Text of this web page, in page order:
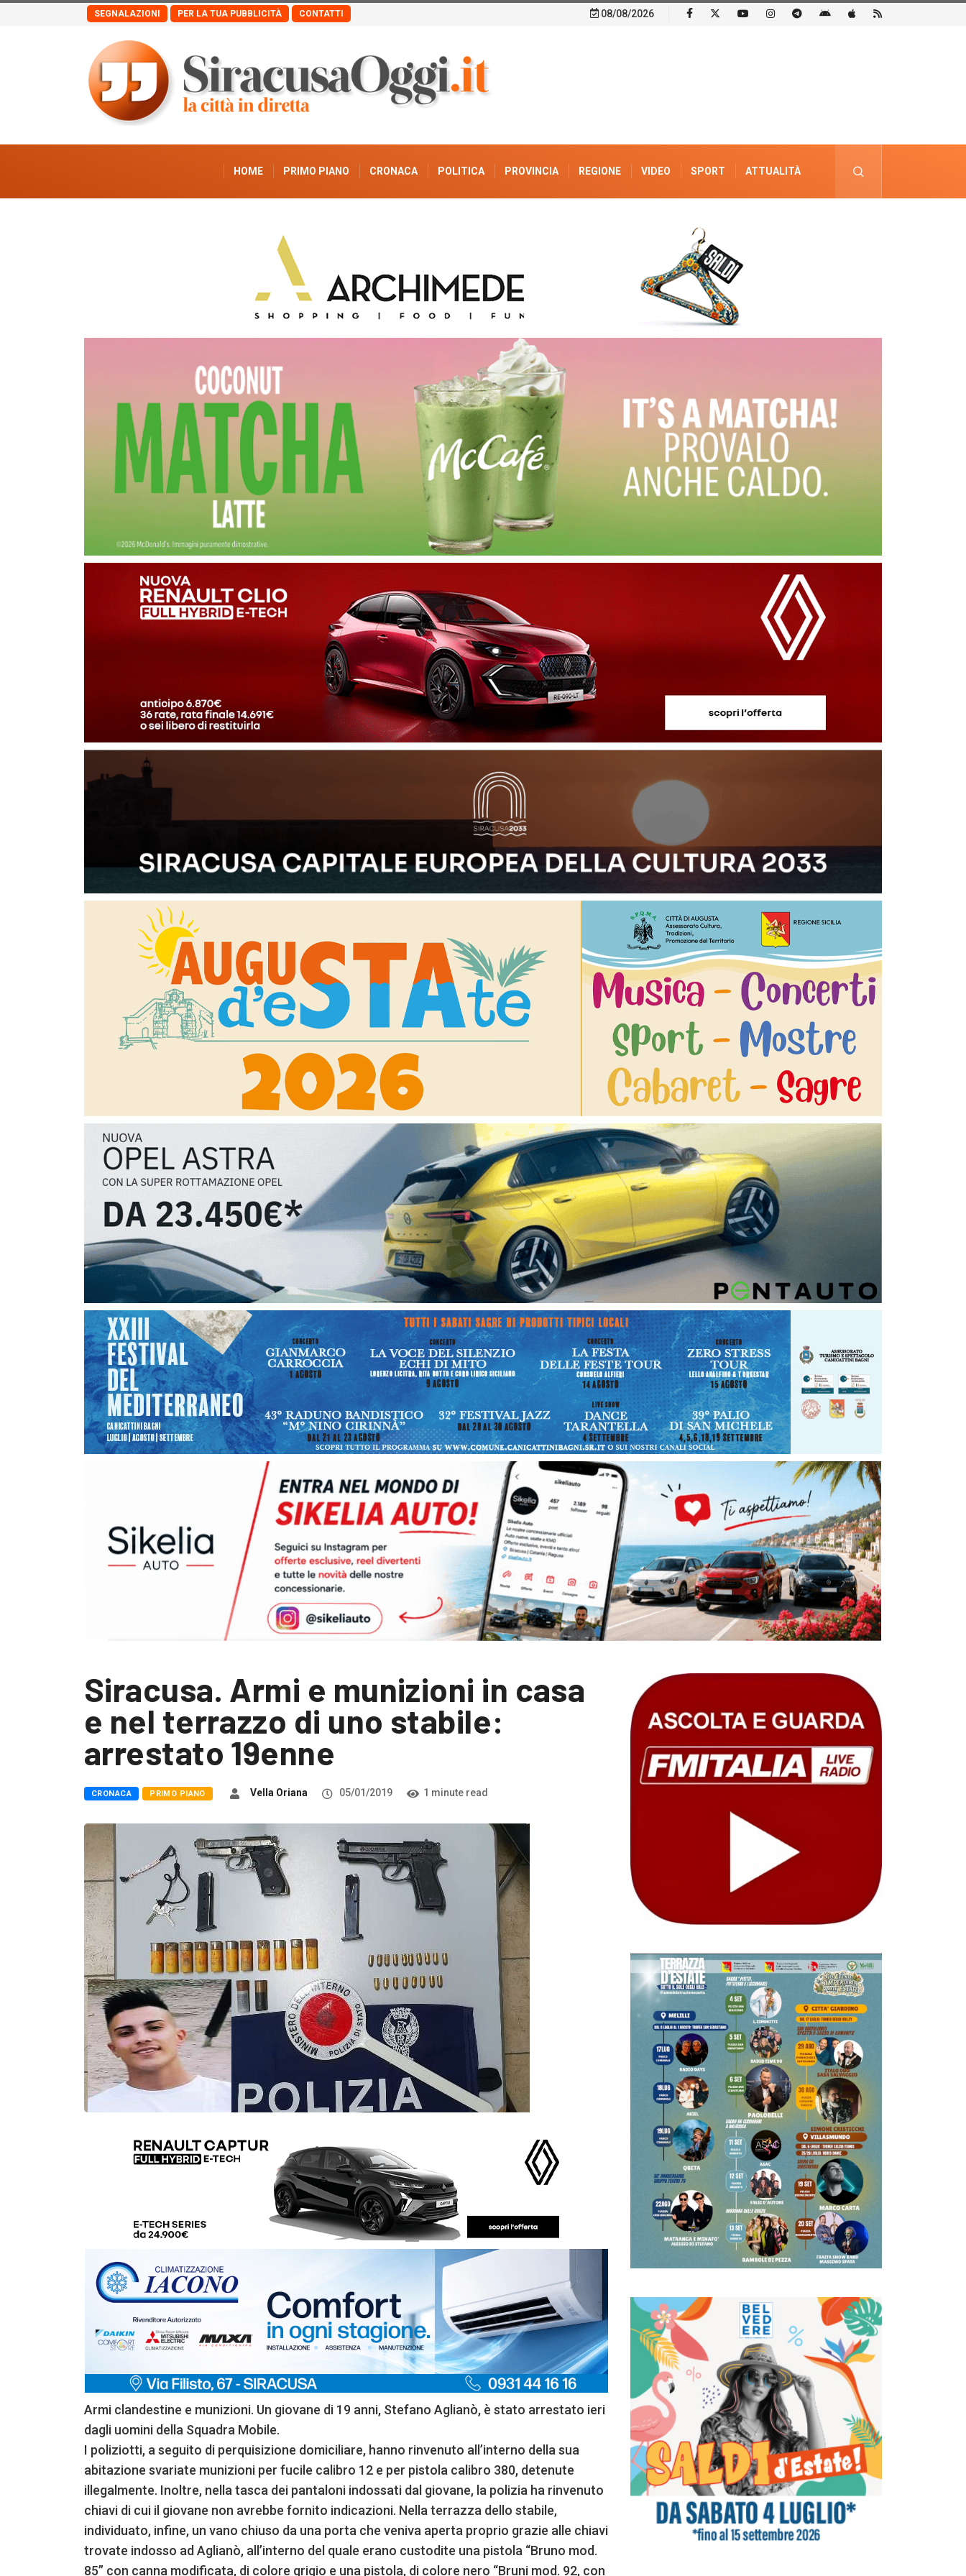
SEGNALAZIONI PER LA TUA PUBBLICITÀ CONTATTI 08/08/2026
HOME PRIMO PIANO CRONACA POLITICA PROVINCIA REGIONE VIDEO SPORT ATTUALITÀ
PUBBLICITÀ ELETTORALE
Siracusa. Armi e munizioni in casa
e nel terrazzo di uno stabile:
arrestato 19enne
CRONACA PRIMO PIANO Vella Oriana 05/01/2019 1 minute read
Armi clandestine e munizioni. Un giovane di 19 anni, Stefano Aglianò, è stato arrestato ieri
dagli uomini della Squadra Mobile.
I poliziotti, a seguito di perquisizione domiciliare, hanno rinvenuto all’interno della sua
abitazione svariate munizioni per fucile calibro 12 e per pistola calibro 380, detenute
illegalmente. Inoltre, nella tasca dei pantaloni indossati dal giovane, la polizia ha rinvenuto
chiavi di cui il giovane non avrebbe fornito indicazioni. Nella terrazza dello stabile,
individuato, infine, un vano chiuso da una porta che veniva aperta proprio grazie alle chiavi
trovate indosso ad Aglianò, all’interno del quale erano custodite una pistola “Bruno mod.
85” con canna modificata, di colore grigio e una pistola, di colore nero “Bruni mod. 92, con